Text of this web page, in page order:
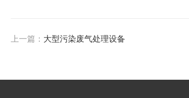
上一篇： 大型污染废气处理设备